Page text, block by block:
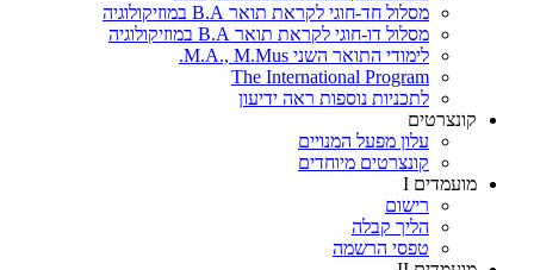
מסלול חד-חוגי לקראת תואר B.A במוזיקולוגיה
מסלול דו-חוגי לקראת תואר B.A במוזיקולוגיה
לימודי התואר השני M.A., M.Mus.
The International Program
לתכניות נוספות ראה ידיעון
קונצרטים
עלון מפעל המנויים
קונצרטים מיוחדים
מועמדים I
רישום
הליך קבלה
טפסי הרשמה